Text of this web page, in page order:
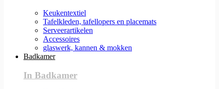
Keukentextiel
Tafelkleden, tafellopers en placemats
Serveerartikelen
Accessoires
glaswerk, kannen & mokken
Badkamer
In Badkamer